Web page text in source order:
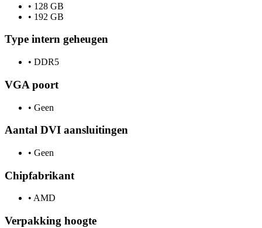
• 128 GB
• 192 GB
Type intern geheugen
• DDR5
VGA poort
• Geen
Aantal DVI aansluitingen
• Geen
Chipfabrikant
• AMD
Verpakking hoogte